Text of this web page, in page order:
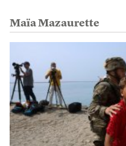
Maïa Mazaurette